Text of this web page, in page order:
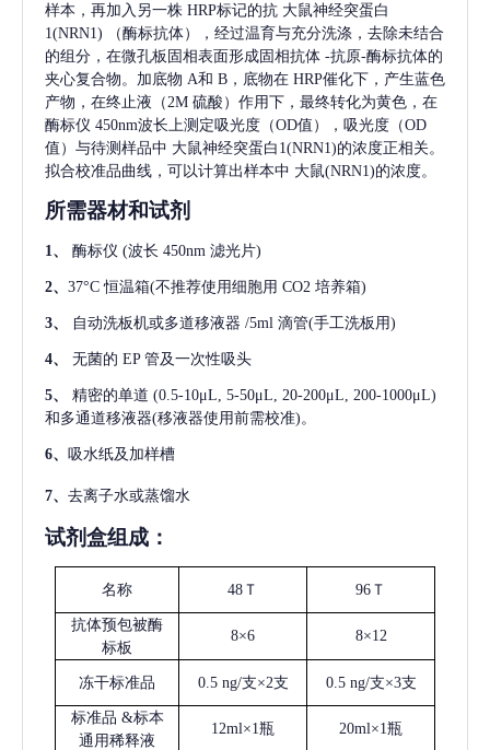
样本，再加入另一株 HRP标记的抗 大鼠神经突蛋白
1(NRN1)
（酶标抗体），经过温育与充分洗涤，去除未结合
的组分，在微孔板固相表面形成固相抗体 -抗原-酶标抗体的
夹心复合物。加底物 A和 B，底物在 HRP催化下，产生蓝色
产物，在终止液（2M 硫酸）作用下，最终转化为黄色，在
酶标仪 450nm波长上测定吸光度（OD值），吸光度（OD
值）与待测样品中 大鼠神经突蛋白1(NRN1)的浓度正相关。
拟合校准品曲线，可以计算出样本中 大鼠(NRN1)的浓度。
所需器材和试剂
1、 酶标仪 (波长 450nm 滤光片)
2、 37°C 恒温箱(不推荐使用细胞用 CO2 培养箱)
3、 自动洗板机或多道移液器 /5ml 滴管(手工洗板用)
4、 无菌的 EP 管及一次性吸头
5、 精密的单道 (0.5-10μL, 5-50μL, 20-200μL, 200-1000μL)
和多通道移液器(移液器使用前需校准)。
6、 吸水纸及加样槽
7、 去离子水或蒸馏水
试剂盒组成：
名称 48Ｔ 96Ｔ
抗体预包被酶
标板
8×6 8×12
冻干标准品 0.5 ng/支×2支 0.5 ng/支×3支
标准品 &标本
通用稀释液
12ml×1瓶 20ml×1瓶